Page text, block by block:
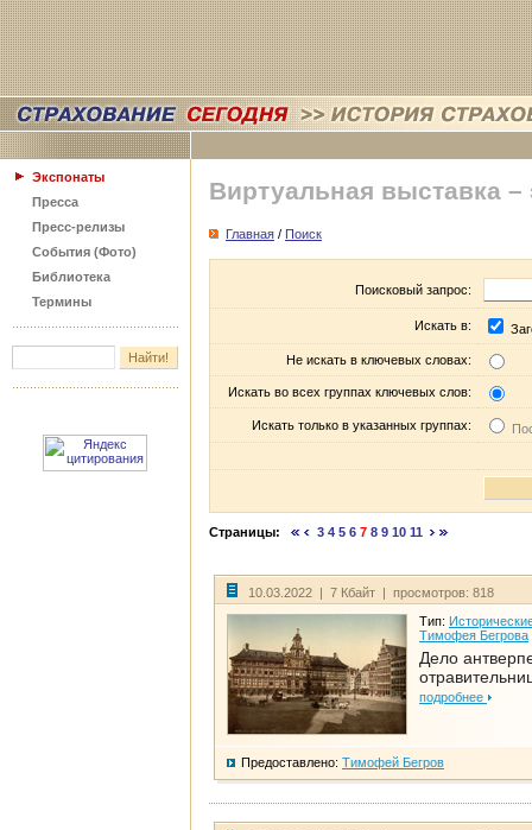
Экспонаты
Пресса
Пресс-релизы
События (Фото)
Библиотека
Термины
Виртуальная выставка –
Главная / Поиск
Поисковый запрос:
Искать в:
Не искать в ключевых словах:
Искать во всех группах ключевых слов:
Искать только в указанных группах:
Страницы: 3 4 5 6 7 8 9 10 11
10.03.2022 | 7 Кбайт | просмотров: 818
Тип:
Тимофея Бегрова
Дело
подробнее
Предоставлено: Тимофей Бегров